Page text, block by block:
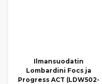
Ilmansuodatin
Lombardini Focs ja
Progress ACT (LDW502-